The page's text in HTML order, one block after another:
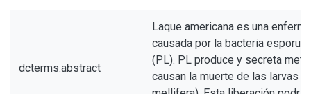
dcterms.abstract
Laque americana es una
causada por la bacteria
(PL). PL produce y secreta
causan la muerte de las larvas